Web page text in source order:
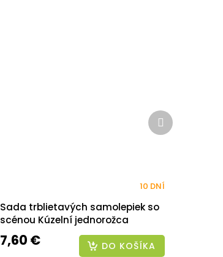
Sada trblietavých samolepiek so
scénou Kúzelní jednorožca
10 DNÍ
7,60 € DO KOŠÍKA
Ďalší
produkt